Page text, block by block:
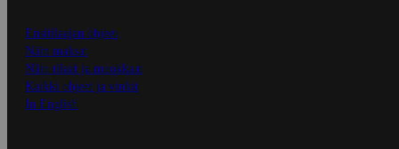
Ensitilaajan ohjeet
Näin maksat
Näin tilaat ja muokkaat
Kaikki ohjeet ja vinkit
In English